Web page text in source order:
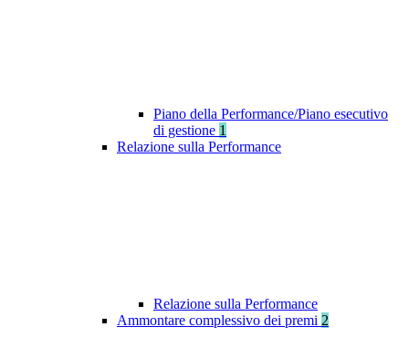
Piano della Performance/Piano esecutivo
di gestione 1
Relazione sulla Performance
Relazione sulla Performance
Ammontare complessivo dei premi 2